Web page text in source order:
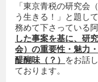
「東京青税の研究会
う生きる！」と題し
務めて下さっている
した事案を基に、研
会）の重要性・魅力
醍醐味（？） をお話
ております。